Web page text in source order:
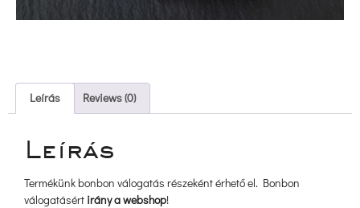
Leírás Reviews (0)
Leírá
Termékünk bonbon válogatás részeként érhető el. Bonbon
válogatásért irány a webshop!